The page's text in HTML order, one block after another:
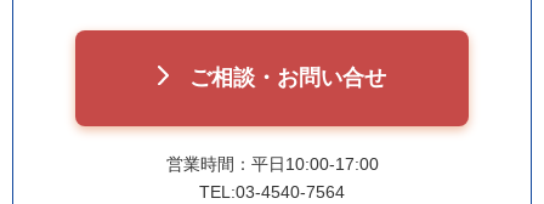
ご相談・お問い合せ
営業時間：平日10:00-17:00
TEL:03-4540-7564